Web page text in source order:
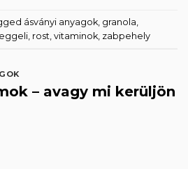
ásványi anyagok granola
rost vitaminok zabpehely
– avagy mi kerüljön